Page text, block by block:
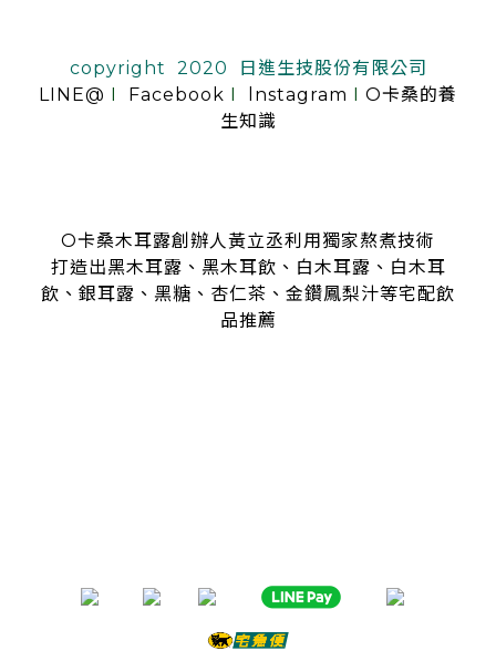
copyright 2020 日進生技股份有限公司
LINE@ I Facebook I lnstagram I O卡桑的養
生知識
O卡桑木耳露創辦人黃立丞利用獨家熬煮技術
打造出黑木耳露、黑木耳飲、白木耳露、白木耳
飲、銀耳露、黑糖、杏仁茶、金鑽鳳梨汁等宅配飲
品推薦